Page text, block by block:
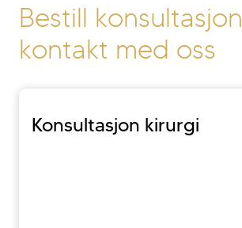
Bestill konsultasjon
kontakt med oss
Konsultasjon kirurgi